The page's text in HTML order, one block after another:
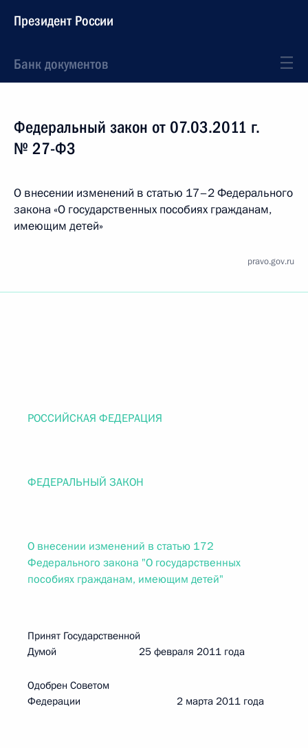
Президент России
Банк документов
Федеральный закон от 07.03.2011 г.
№ 27-ФЗ
О внесении изменений в статью 17–2 Федерального
закона «О государственных пособиях гражданам,
имеющим детей»
pravo.gov.ru
РОССИЙСКАЯ ФЕДЕРАЦИЯ
ФЕДЕРАЛЬНЫЙ ЗАКОН
О внесении изменений в статью 172
Федерального закона "О государственных
пособиях гражданам, имеющим детей"
Принят Государственной
Думой 25 февраля 2011 года
Одобрен Советом
Федерации 2 марта 2011 года